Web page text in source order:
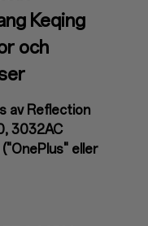
Keqing
och
av Reflection
3032AC
eller